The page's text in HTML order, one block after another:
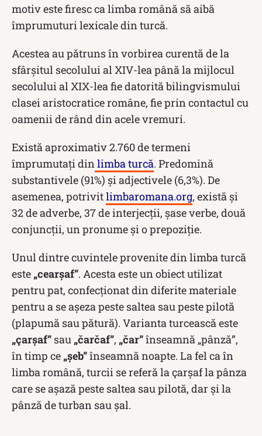
motiv este firesc ca limba română să aibă
împrumuturi lexicale din turcă.
Acestea au pătruns în vorbirea curentă de la
sfârșitul secolului al XIV-lea până la mijlocul
secolului al XIX-lea fie datorită bilingvismului
clasei aristocratice române, fie prin contactul cu
oamenii de rând din acele vremuri.
Există aproximativ 2.760 de termeni
împrumutați din limba turcă. Predomină
substantivele (91%) și adjectivele (6,3%). De
asemenea, potrivitlimbaromana.org, există și
32 de adverbe, 37 de interjecții, șase verbe, două
conjuncții, un pronume și o prepoziție.
Unul dintre cuvintele provenite din limba turcă
este „cearșaf”. Acesta este un obiect utilizat
pentru pat, confecționat din diferite materiale
pentru a se așeza peste saltea sau peste pilotă
(plapumă sau pătură). Varianta turcească este
„çarşaf” sau „čarčaf”, „čar”înseamnă „pânză”,
în timp ce „şeb”înseamnă noapte. La fel ca în
limba română, turcii se referă la çarşaf la pânza
care se așază peste saltea sau pilotă, dar și la
pânză de turban sau șal.